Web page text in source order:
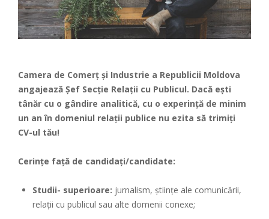
Camera de Comerț și Industrie a Republicii Moldova
angajează Șef Secție Relații cu Publicul. Dacă ești
tânăr cu o gândire analitică, cu o experință de minim
un an în domeniul relații publice nu ezita să trimiți
CV-ul tău!
Cerințe față de candidați/candidate:
Studii- superioare: jurnalism, științe ale comunicării,
relații cu publicul sau alte domenii conexe;